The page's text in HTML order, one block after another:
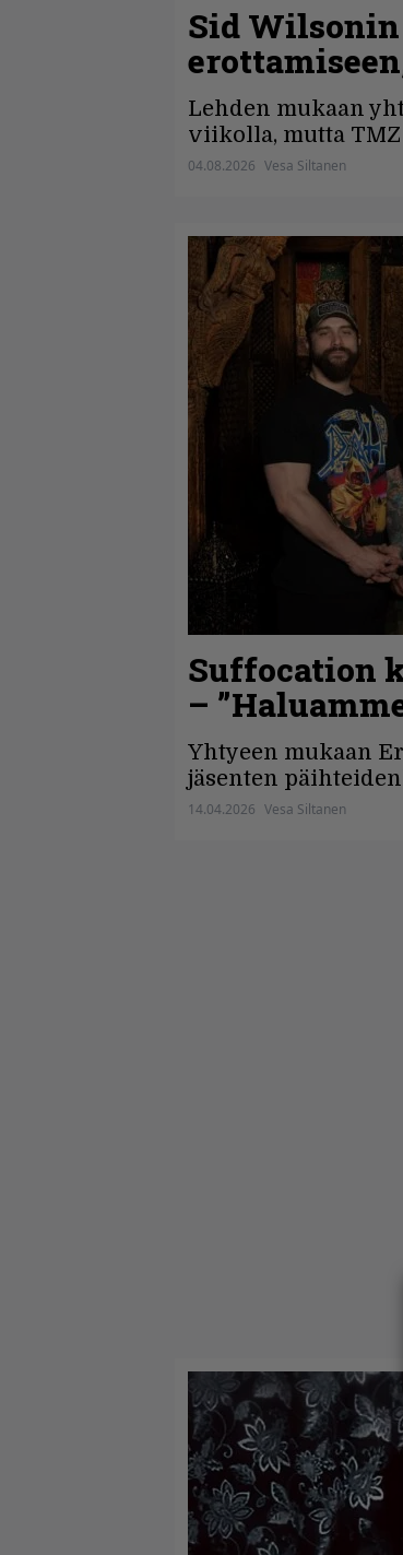
Sid
Lehden mukaan
viikolla, mutta
04.08.2026 Vesa Siltanen
Suffocation
–
Yhtyeen mukaan
jäsenten
14.04.2026 Vesa Siltanen